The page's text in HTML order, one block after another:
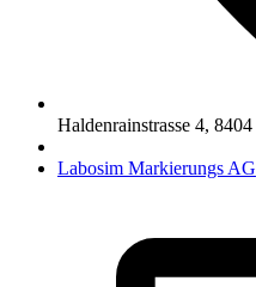
Haldenrainstrasse 4, 8404
Labosim Markierungs AG